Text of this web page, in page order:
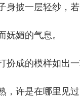
披一层轻纱，
媚的气息。
成的模样如出一
许是在哪里见